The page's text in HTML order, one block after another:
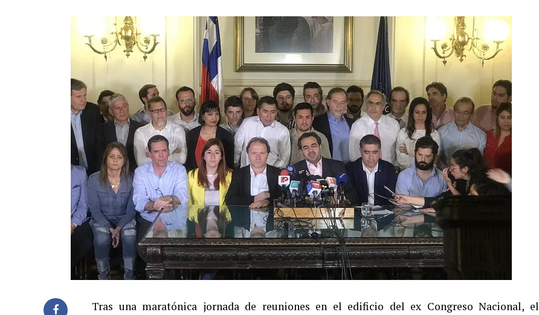
Tras una maratónica jornada de reuniones en el edificio del ex Congreso Nacional, el